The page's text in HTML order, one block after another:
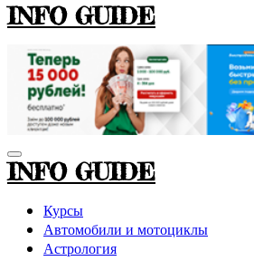
INFO GUIDE
INFO GUIDE
Курсы
Автомобили и мотоциклы
Астрология